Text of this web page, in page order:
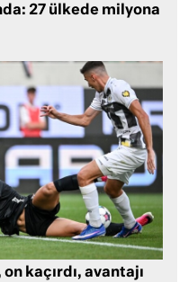
27 ülkede milyona
kaçırdı, avantajı